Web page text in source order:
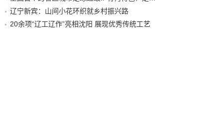
辽宁新宾：山间小花环织就乡村振兴路
20余项“辽工辽作”亮相沈阳 展现优秀传统工艺